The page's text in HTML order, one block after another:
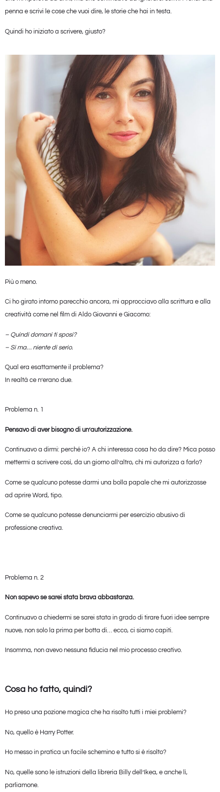
penna e scrivi le cose che vuoi dire, le storie che hai in testa.
Quindi ho iniziato a scrivere, giusto?
Più o meno.
Ci ho girato intorno parecchio ancora, mi approcciavo alla scrittura e alla
creatività come nel film di Aldo Giovanni e Giacomo:
– Quindi domani ti sposi?
– Sì ma… niente di serio.
Qual era esattamente il problema?
In realtà ce n’erano due.
Problema n. 1
Pensavo di aver bisogno di un’autorizzazione.
Continuavo a dirmi: perché io? A chi interessa cosa ho da dire? Mica posso
mettermi a scrivere così, da un giorno all’altro, chi mi autorizza a farlo?
Come se qualcuno potesse darmi una bolla papale che mi autorizzasse
ad aprire Word, tipo.
Come se qualcuno potesse denunciarmi per esercizio abusivo di
professione creativa.
Problema n. 2
Non sapevo se sarei stata brava abbastanza.
Continuavo a chiedermi se sarei stata in grado di tirare fuori idee sempre
nuove, non solo la prima per botta di… ecco, ci siamo capiti.
Insomma, non avevo nessuna fiducia nel mio processo creativo.
Cosa ho fatto, quindi?
Ho preso una pozione magica che ha risolto tutti i miei problemi?
No, quello è Harry Potter.
Ho messo in pratica un facile schemino e tutto si è risolto?
No, quelle sono le istruzioni della libreria Billy dell’Ikea, e anche lì,
parliamone.